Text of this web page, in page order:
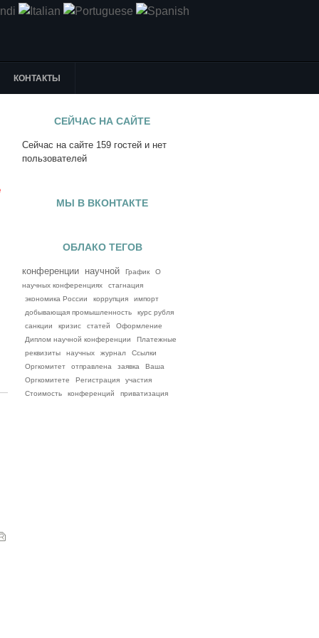
КОНТАКТЫ
СЕЙЧАС НА САЙТЕ
Сейчас на сайте 159 гостей и нет
пользователей
МЫ В ВКОНТАКТЕ
ОБЛАКО ТЕГОВ
конференции научной График
О
научных конференциях
стагнация
экономика России
коррупция
импорт
добывающая промышленность
курс рубля
санкции
кризис статей
Оформление
Диплом научной конференции
Платежные
реквизиты
научных журнал
Ссылки
Оргкомитет
отправлена заявка
Ваша
Оргкомитете
Регистрация
участия
Стоимость
конференций приватизация